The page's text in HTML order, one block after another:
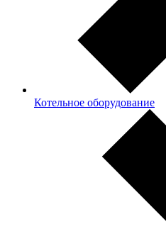
Котельное оборудование